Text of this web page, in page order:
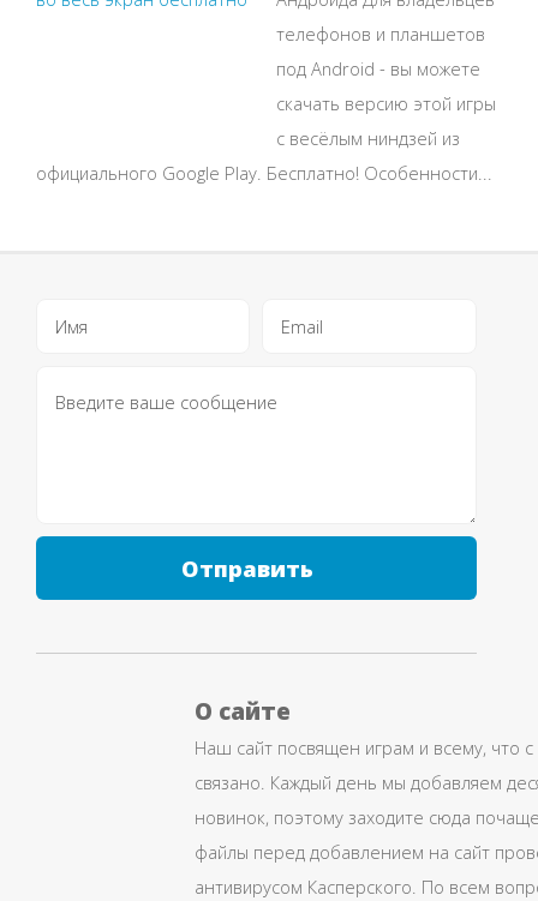
телефонов и планшетов
под Android - вы можете
скачать версию этой игры
с весёлым ниндзей из
официального Google Play. Бесплатно! Особенности...
Отправить
О сайте
Наш сайт посвящен играм и всему, что
связано. Каждый день мы добавляем
новинок, поэтому заходите сюда
файлы перед добавлением на сайт
антивирусом Касперского. По всем